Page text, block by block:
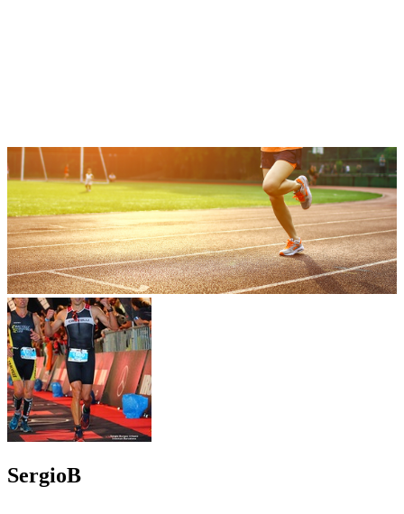
SergioB